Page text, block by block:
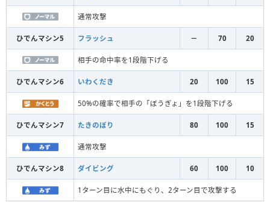
通常攻撃
ひでんマシン5 フラッシュ － 70 20
相手の命中率を1段階下げる
ひでんマシン6 いわくだき 20 100 15
50%の確率で相手の「ぼうぎょ」を1段階下げる
ひでんマシン7 たきのぼり 80 100 15
通常攻撃
ひでんマシン8 ダイビング 60 100 10
1ターン目に水中にもぐり、2ターン目で攻撃する